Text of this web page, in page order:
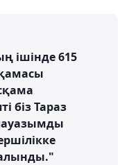
ішінде 615
біз Тараз